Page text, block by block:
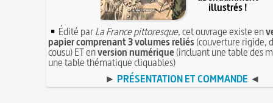
illustrés !
Édité parLa France pittoresque, cet ouvrage existe en
papier comprenant 3 volumes reliés(couverture rigide,
cousu) ET enversion numérique(incluant une table des
une table thématique cliquables)
► PRÉSENTATION ET COMMANDE ◄